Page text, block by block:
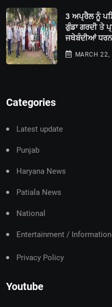
3 ਅਪ੍ਰੈਲ ਨੂੰ
ਗੁੰਡਾ ਗਰਦੀ ਤੇ
ਜਥੇਬੰਦੀਆਂ
MARCH
Categories
Latest update
Punjab
Haryana News
Patiala News
National
Entertainment / Information
Privacy Policy
Youtube